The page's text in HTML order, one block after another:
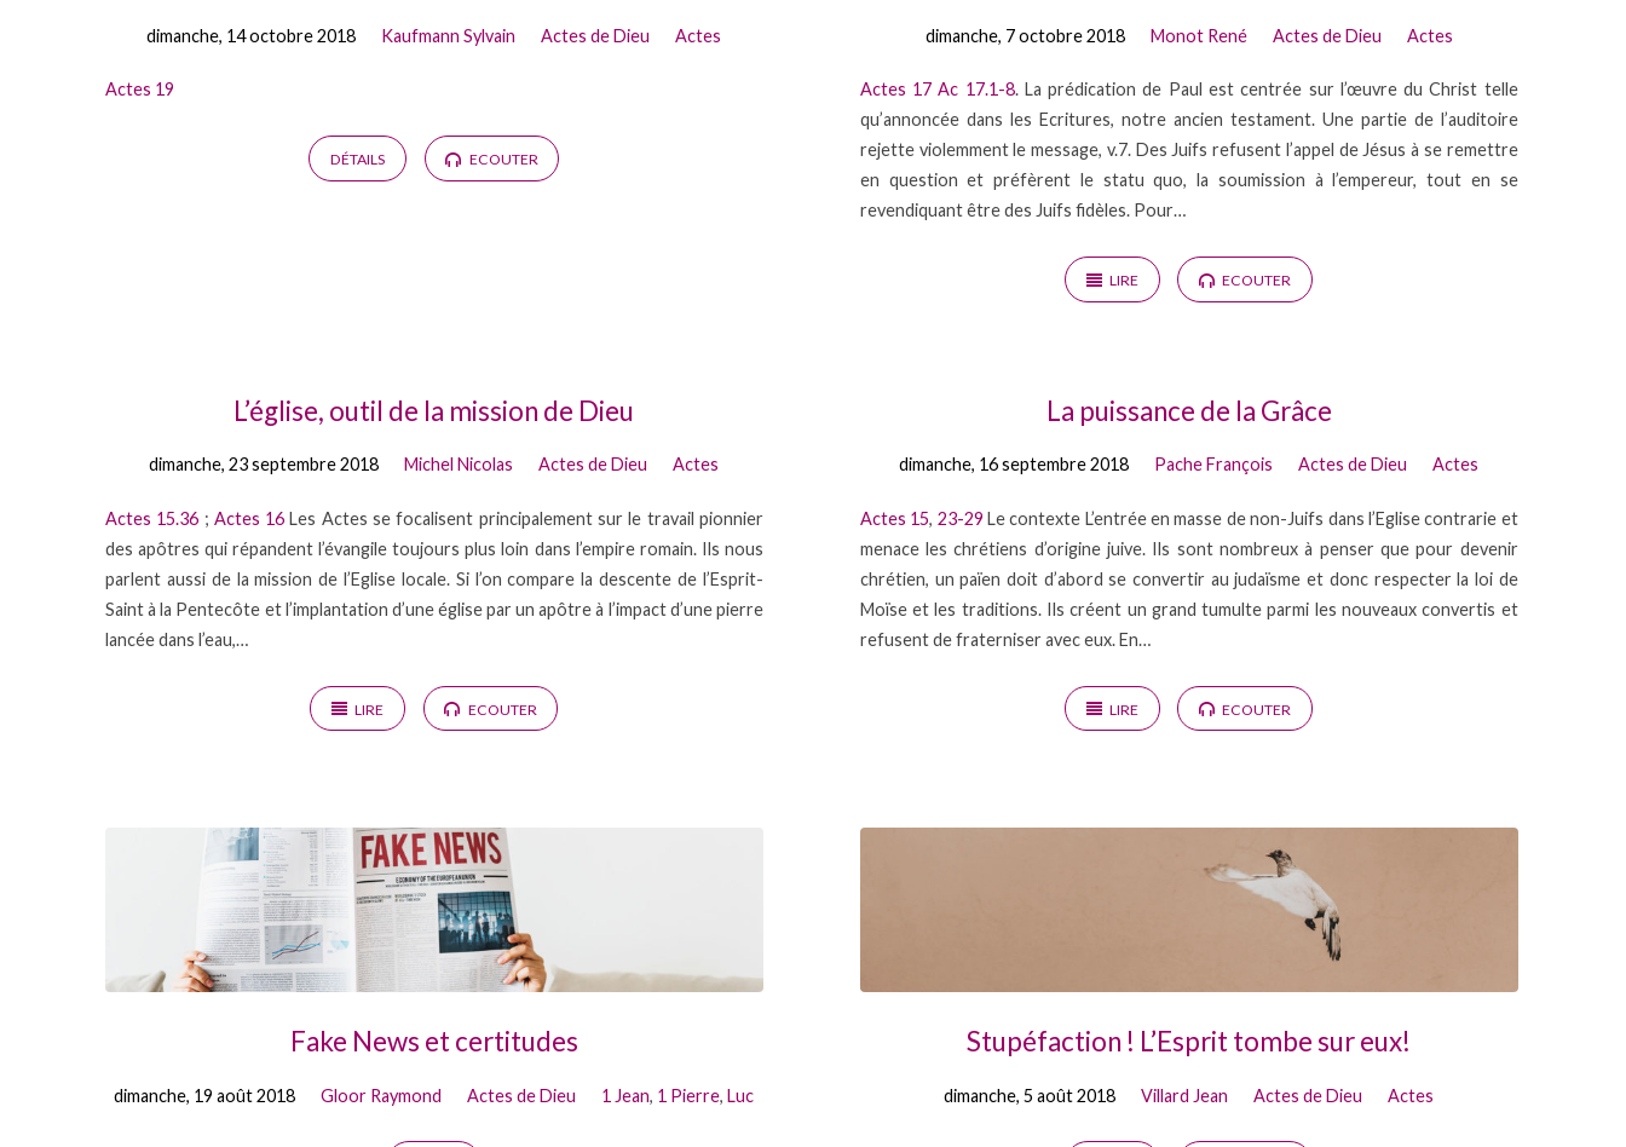
dimanche, 14 octobre 2018 Kaufmann Sylvain Actes de Dieu Actes
Actes 19
DÉTAILS ECOUTER
dimanche, 7 octobre 2018 Monot René Actes de Dieu Actes
Actes 17 Ac 17.1-8. La prédication de Paul est centrée sur l’œuvre du Christ telle
qu’annoncée dans les Ecritures, notre ancien testament. Une partie de l’auditoire
rejette violemment le message, v.7. Des Juifs refusent l’appel de Jésus à se remettre
en question et préfèrent le statu quo, la soumission à l’empereur, tout en se
revendiquant être des Juifs fidèles. Pour…
LIRE ECOUTER
L’église, outil de la mission de Dieu
dimanche, 23 septembre 2018 Michel Nicolas Actes de Dieu Actes
Actes 15.36 ; Actes 16 Les Actes se focalisent principalement sur le travail pionnier
des apôtres qui répandent l’évangile toujours plus loin dans l’empire romain. Ils nous
parlent aussi de la mission de l’Eglise locale. Si l’on compare la descente de l’Esprit-
Saint à la Pentecôte et l’implantation d’une église par un apôtre à l’impact d’une pierre
lancée dans l’eau,…
LIRE ECOUTER
La puissance de la Grâce
dimanche, 16 septembre 2018 Pache François Actes de Dieu Actes
Actes 15, 23-29 Le contexte L’entrée en masse de non-Juifs dans l’Eglise contrarie et
menace les chrétiens d’origine juive. Ils sont nombreux à penser que pour devenir
chrétien, un païen doit d’abord se convertir au judaïsme et donc respecter la loi de
Moïse et les traditions. Ils créent un grand tumulte parmi les nouveaux convertis et
refusent de fraterniser avec eux. En…
LIRE ECOUTER
Fake News et certitudes
dimanche, 19 août 2018 Gloor Raymond Actes de Dieu 1 Jean, 1 Pierre,Luc
Stupéfaction ! L’Esprit tombe sur eux!
dimanche, 5 août 2018 Villard Jean Actes de Dieu Actes